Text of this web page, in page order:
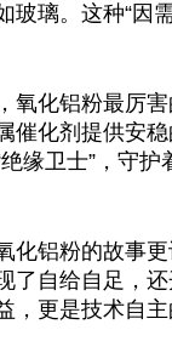
玻璃。这种“因
氧化铝粉最厉
催化剂提供安
缘卫士”，守
化铝粉的故事
了自给自足，
，更是技术自